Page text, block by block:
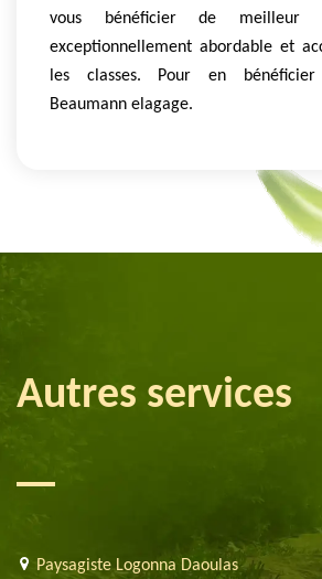
vous bénéficier de
exceptionnellement abordable et
les classes. Pour en
Beaumann elagage.
Autres services
Paysagiste Logonna Daoulas